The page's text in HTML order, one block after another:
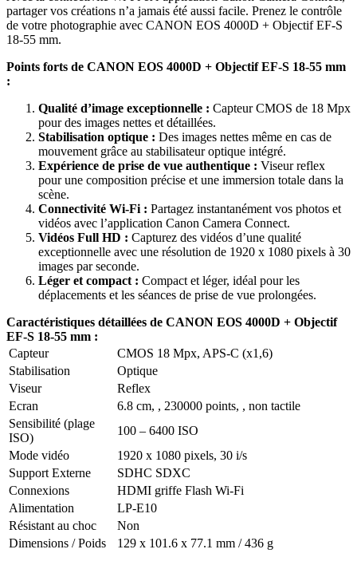
partager vos créations n’a jamais été aussi facile. Prenez le contrôle
de votre photographie avec CANON EOS 4000D + Objectif EF-S
18-55 mm.
Points forts de CANON EOS 4000D + Objectif EF-S 18-55 mm
:
Qualité d’image exceptionnelle : Capteur CMOS de 18 Mpx
pour des images nettes et détaillées.
Stabilisation optique : Des images nettes même en cas de
mouvement grâce au stabilisateur optique intégré.
Expérience de prise de vue authentique : Viseur reflex
pour une composition précise et une immersion totale dans la
scène.
Connectivité Wi-Fi : Partagez instantanément vos photos et
vidéos avec l’application Canon Camera Connect.
Vidéos Full HD : Capturez des vidéos d’une qualité
exceptionnelle avec une résolution de 1920 x 1080 pixels à 30
images par seconde.
Léger et compact : Compact et léger, idéal pour les
déplacements et les séances de prise de vue prolongées.
Caractéristiques détaillées de CANON EOS 4000D + Objectif
EF-S 18-55 mm :
Capteur
CMOS 18 Mpx, APS-C (x1,6)
Stabilisation
Optique
Viseur
Reflex
Ecran
6.8 cm, , 230000 points, , non tactile
Sensibilité (plage
ISO)
100 – 6400 ISO
Mode vidéo
1920 x 1080 pixels, 30 i/s
Support Externe
SDHC SDXC
Connexions
HDMI griffe Flash Wi-Fi
Alimentation
LP-E10
Résistant au choc
Non
Dimensions / Poids
129 x 101.6 x 77.1 mm / 436 g